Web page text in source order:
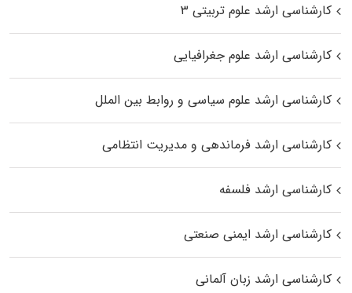
کارشناسی ارشد علوم تربیتی ۳
کارشناسی ارشد علوم جغرافیایی
کارشناسی ارشد علوم سیاسی و روابط بین الملل
کارشناسی ارشد فرماندهی و مدیریت انتظامی
کارشناسی ارشد فلسفه
کارشناسی ارشد ایمنی صنعتی
کارشناسی ارشد زبان آلمانی